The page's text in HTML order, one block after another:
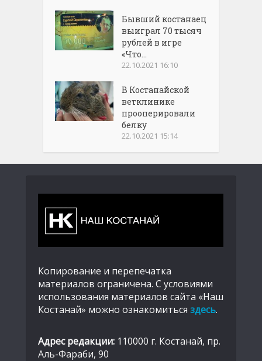
Бывший костанаец
выиграл 70 тысяч
рублей в игре
«Что...
22.10.2021 16:10
В Костанайской
ветклинике
прооперировали
белку
22.10.2021 15:14
Копирование и перепечатка
материалов ограничена. С условиями
использования материалов сайта «Наш
Костанай» можно ознакомиться здесь.
Адрес редакции: 110000 г. Костанай, пр.
Аль-Фараби, 90